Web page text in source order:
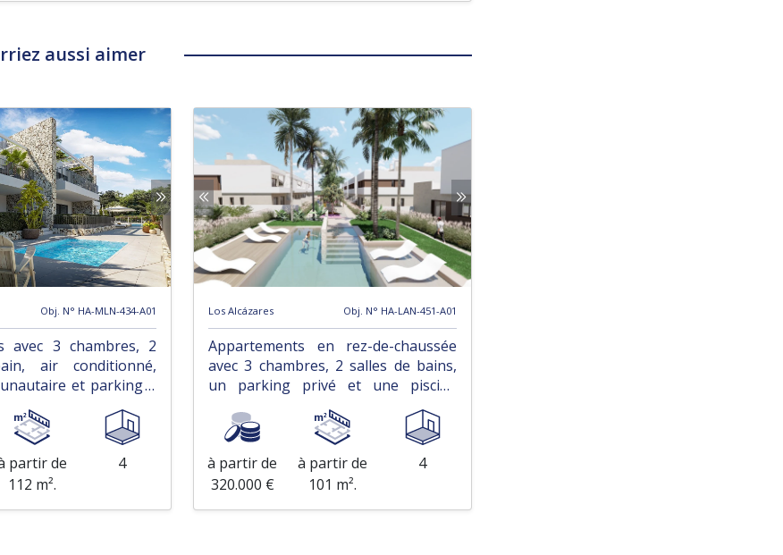
aussi aimer
Obj. N° HA-MLN-434-A01
avec 3 chambres, 2
air conditionné,
et parking à
m de la mer
partir de
112 m².
4
Los Alcázares Obj. N° HA-LAN-451-A01
Appartements en rez-de-chaussée
avec 3 chambres, 2 salles de bains,
un parking privé et une piscine
commune à proximité du Serena Golf
à partir de
320.000 €
à partir de
101 m².
4